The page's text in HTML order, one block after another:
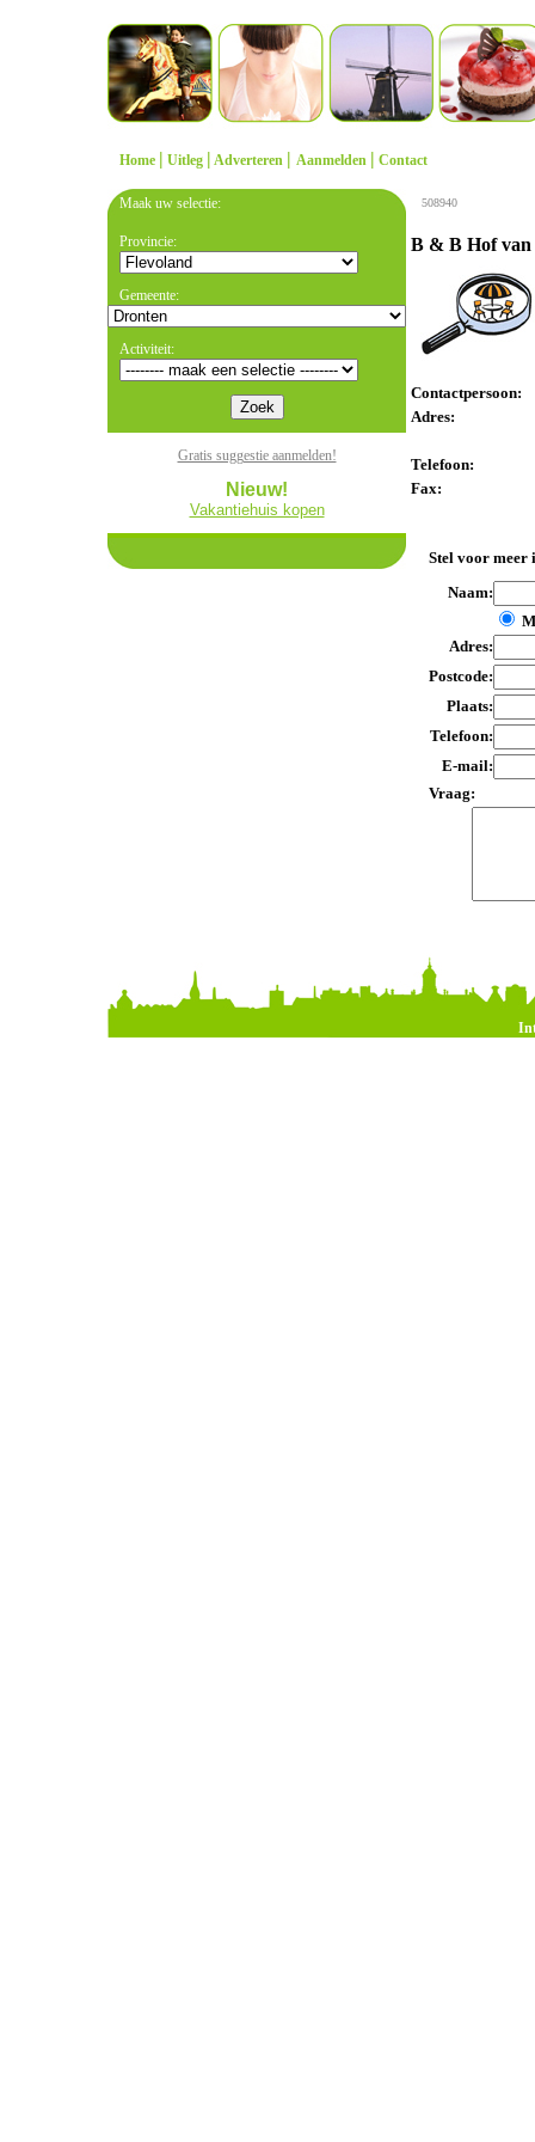
Home | Uitleg | Adverteren | Aanmelden | Contact
Maak uw selectie:
Provincie:
Gemeente:
Activiteit:
Gratis suggestie aanmelden!
Nieuw!
Vakantiehuis kopen
508940
B & B Hof van
Contactpersoon:
Adres:
Telefoon:
Fax:
Stel voor meer
Naam:
Adres:
Postcode:
Plaats:
Telefoon:
E-mail:
Vraag: